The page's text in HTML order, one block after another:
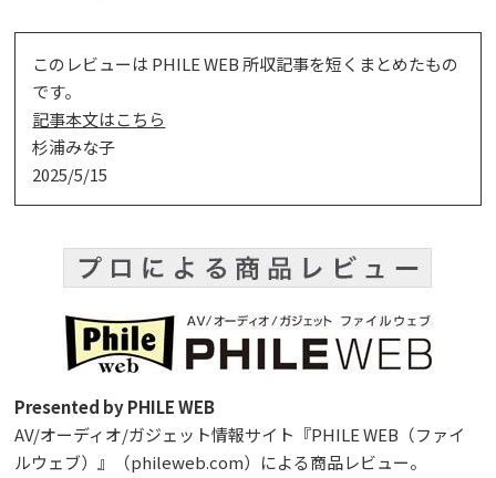
このレビューは PHILE WEB 所収記事を短くまとめたもの
です。
記事本文はこちら
杉浦みな子
2025/5/15
Presented by PHILE WEB
AV/オーディオ/ガジェット情報サイト『PHILE WEB（ファイ
ルウェブ）』（phileweb.com）による商品レビュー。